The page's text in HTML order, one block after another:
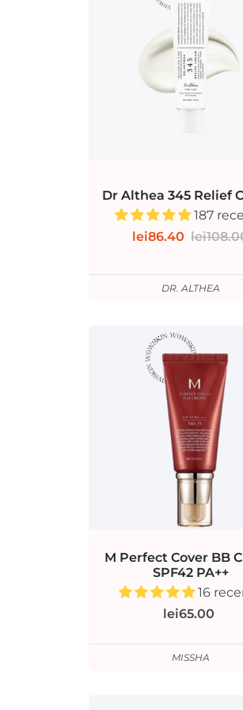
Dr Althea 345 Relief
187
lei86.40
DR. ALTHEA
M Perfect Cover BB
SPF42 PA++
16
lei65.00
MISSHA